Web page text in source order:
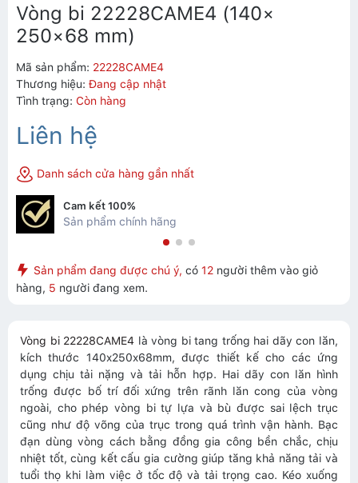
Vòng bi 22228CAME4 (140×
250×68 mm)
Mã sản phẩm: 22228CAME4
Thương hiệu: Đang cập nhật
Tình trạng: Còn hàng
Liên hệ
Danh sách cửa hàng gần nhất
Cam kết 100%
Sản phẩm chính hãng
Sản phẩm đang được chú ý, có 12 người thêm vào giỏ
hàng, 5 người đang xem.
Vòng bi 22228CAME4 là vòng bi tang trống hai dãy con lăn,
kích thước 140x250x68mm, được thiết kế cho các ứng
dụng chịu tải nặng và tải hỗn hợp. Hai dãy con lăn hình
trống được bố trí đối xứng trên rãnh lăn cong của vòng
ngoài, cho phép vòng bi tự lựa và bù được sai lệch trục
cũng như độ võng của trục trong quá trình vận hành. Bạc
đạn dùng vòng cách bằng đồng gia công bền chắc, chịu
nhiệt tốt, cùng kết cấu gia cường giúp tăng khả năng tải và
tuổi thọ khi làm việc ở tốc độ và tải trọng cao. Kéo xuống